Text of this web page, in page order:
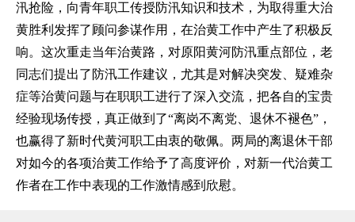
汛抢险，向青年职工传授防汛知识和技术，为取得重大治
黄胜利发挥了顾问参谋作用，在治黄工作中产生了积极反
响。这次重走当年治黄路，对原阳黄河防汛重点部位，老
同志们提出了防汛工作建议，尤其是对解决突发、疑难杂
症等治黄问题与在职职工进行了深入交流，把各自的宝贵
经验现场传授，真正做到了“离岗不离党、退休不褪色”，
也赢得了新时代黄河职工由衷的敬佩。两局的离退休干部
对如今的各项治黄工作给予了高度评价，对新一代治黄工
作者在工作中表现的工作激情感到欣慰。